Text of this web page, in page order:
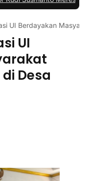
UI Berdayakan
UI
Desa